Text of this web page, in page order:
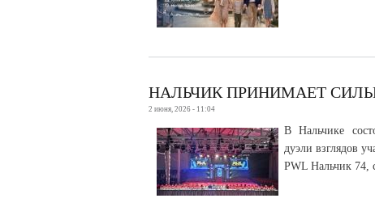
НАЛЬЧИК ПРИНИМАЕТ
2 июня, 2026 - 11:04
В Нальчике
дуэли взглядов
PWL Нальчик 74,